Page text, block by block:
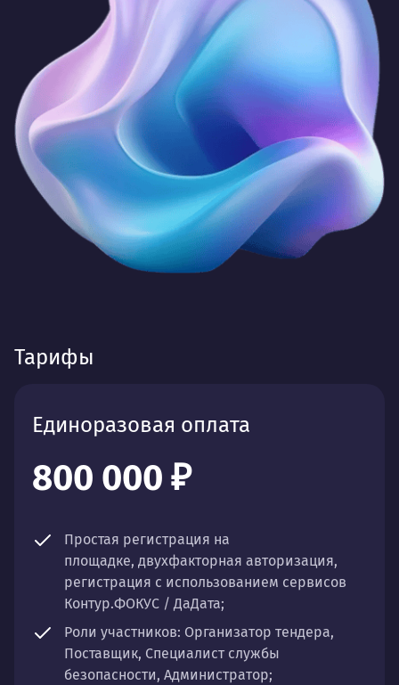
Тарифы
Единоразовая оплата
800 000 ₽
Простая регистрация на
площадке, двухфакторная авторизация,
регистрация с использованием сервисов
Контур.ФОКУС / ДаДата;
Роли участников: Организатор тендера,
Поставщик, Специалист службы
безопасности, Администратор;